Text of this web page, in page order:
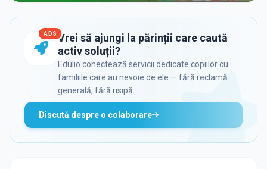
ADS Vrei să ajungi la părinții care caută
activ soluții?
Edulio conectează servicii dedicate copiilor cu
familiile care au nevoie de ele — fără reclamă
generală, fără risipă.
Discută despre o colaborare